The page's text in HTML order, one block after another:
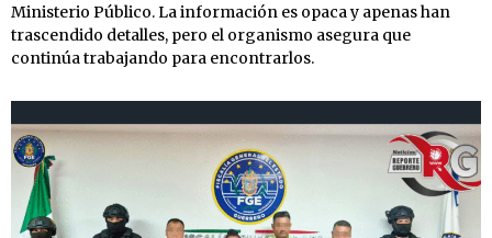
Ministerio Público. La información es opaca y apenas han
trascendido detalles, pero el organismo asegura que
continúa trabajando para encontrarlos.